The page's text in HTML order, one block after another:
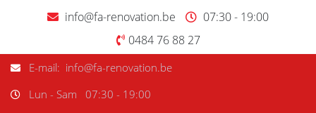
info@fa-renovation.be
07:30 - 19:00
0484 76 88 27
E-mail: info@fa-renovation.be
Lun - Sam 07:30 - 19:00